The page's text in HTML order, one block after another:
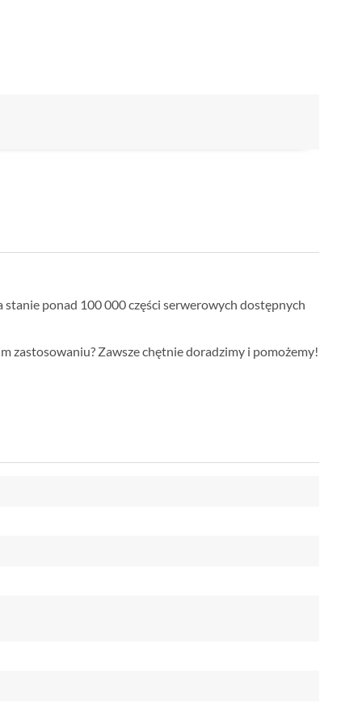
ponad 100 000 części serwerowych dostępnych
zastosowaniu? Zawsze chętnie doradzimy i pomożemy!